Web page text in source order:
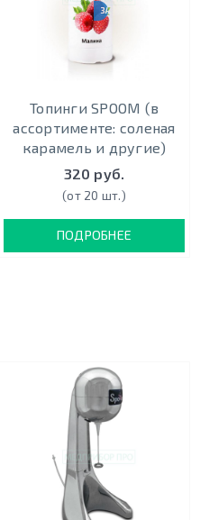
ЗАКАЗ ОТ 10000 РУБ.
Топинги SPOOM (в
ассортименте: соленая
карамель и другие)
320 руб.
(от 20 шт.)
ПОДРОБНЕЕ